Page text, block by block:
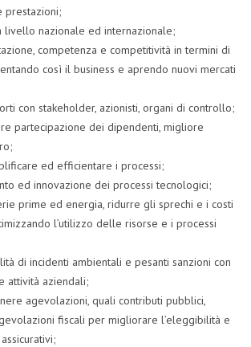
prestazioni;
livello nazionale ed internazionale;
competenza e competitività in termini di
così il business e aprendo nuovi mercati
con stakeholder, azionisti, organi di controllo;
partecipazione dei dipendenti, migliore
ed efficientare i processi;
ed innovazione dei processi tecnologici;
prime ed energia, ridurre gli sprechi e i costi
l’utilizzo delle risorse e i processi
di incidenti ambientali e pesanti sanzioni con
attività aziendali;
agevolazioni, quali contributi pubblici,
fiscali per migliorare l’eleggibilità e